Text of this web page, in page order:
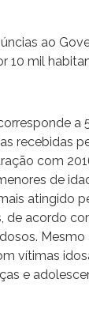
ao
10 mil
a
recebidas
com
de
atingido
de acordo
Mesmo
vítimas
e